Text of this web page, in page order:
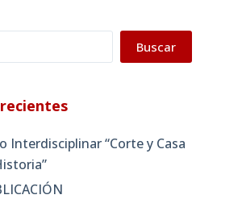
Buscar
Interdisciplinar “Corte y Casa